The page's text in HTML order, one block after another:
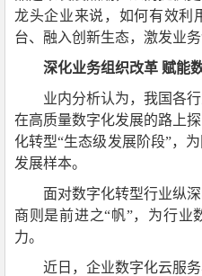
龙头企业来说，如何有效利
台、融入创新生态，激发业
深化业务组织改革 赋能
业内分析认为，我国各
在高质量数字化发展的路上
化转型“生态级发展阶段”，
发展样本。
面对数字化转型行业纵
商则是前进之“帆”，为行业
力。
近日，企业数字化云服